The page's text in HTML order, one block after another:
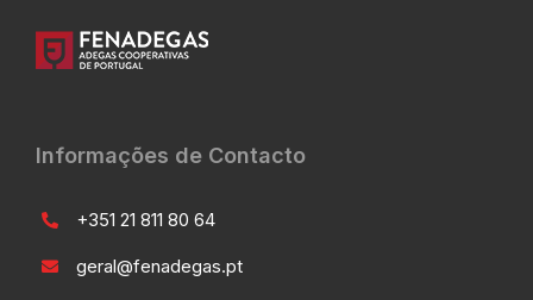
Informações de Contacto
+351 21 811 80 64
geral@fenadegas.pt